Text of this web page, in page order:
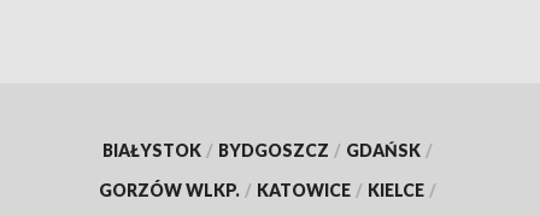
BIAŁYSTOK / BYDGOSZCZ / GDAŃSK /
GORZÓW WLKP. / KATOWICE / KIELCE /